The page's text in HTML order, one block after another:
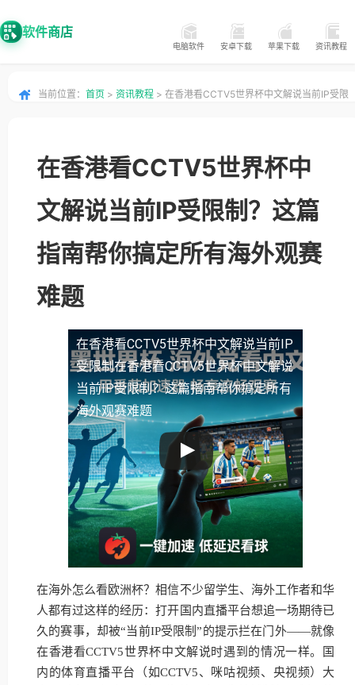
软件商店
电脑软件 安卓下载 苹果下载 资讯教程
当前位置： 首页 > 资讯教程 > 在香港看CCTV5世界杯中文解说当前IP受限
在香港看CCTV5世界杯中
文解说当前IP受限制？这篇
指南帮你搞定所有海外观赛
难题
在香港看CCTV5世界杯中文解说当前IP
受限制在香港看CCTV5世界杯中文解说
当前IP受限制？这篇指南帮你搞定所有
海外观赛难题
在海外怎么看欧洲杯？相信不少留学生、海外工作者和华
人都有过这样的经历：打开国内直播平台想追一场期待已
久的赛事，却被“当前IP受限制”的提示拦在门外——就像
在香港看CCTV5世界杯中文解说时遇到的情况一样。国
内的体育直播平台（如CCTV5、咪咕视频、央视频）大